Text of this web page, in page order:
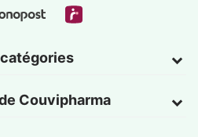
Couvipharma